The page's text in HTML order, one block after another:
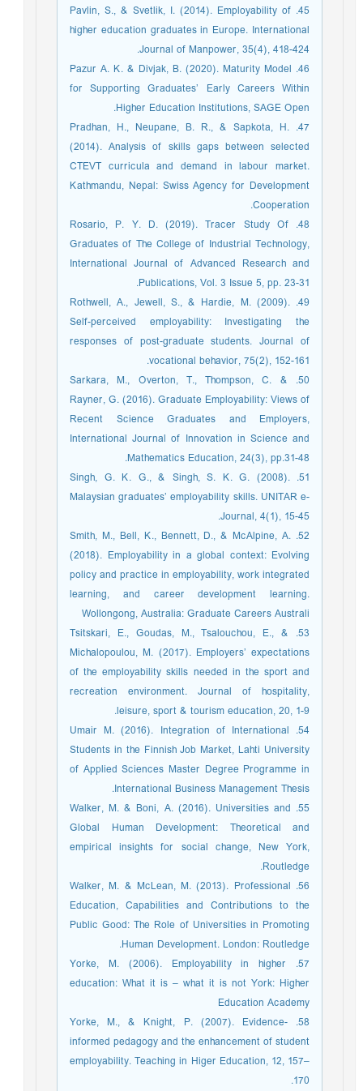
45. Pavlin, S., & Svetlik, I. (2014). Employability of
higher education graduates in Europe. International
Journal of Manpower, 35(4), 418-424.‏
46. Pazur A. K. & Divjak, B. (2020). Maturity Model
for Supporting Graduates’ Early Careers Within
Higher Education Institutions, SAGE Open.
47. Pradhan, H., Neupane, B. R., & Sapkota, H.
(2014). Analysis of skills gaps between selected
CTEVT curricula and demand in labour market.
Kathmandu, Nepal: Swiss Agency for Development
Cooperation.
48. Rosario, P. Y. D. (2019). Tracer Study Of
Graduates of The College of Industrial Technology,
International Journal of Advanced Research and
Publications, Vol. 3 Issue 5, pp. 23-31.
49. Rothwell, A., Jewell, S., & Hardie, M. (2009).
Self-perceived employability: Investigating the
responses of post-graduate students. Journal of
vocational behavior, 75(2), 152-161.‏
50. Sarkara, M., Overton, T., Thompson, C. &
Rayner, G. (2016). Graduate Employability: Views of
Recent Science Graduates and Employers,
International Journal of Innovation in Science and
Mathematics Education, 24(3), pp.31-48.
51. Singh, G. K. G., & Singh, S. K. G. (2008).
Malaysian graduates’ employability skills. UNITAR e-
Journal, 4(1), 15-45.‏
52. Smith, M., Bell, K., Bennett, D., & McAlpine, A.
(2018). Employability in a global context: Evolving
policy and practice in employability, work integrated
learning, and career development learning.
Wollongong, Australia: Graduate Careers Australi
53. Tsitskari, E., Goudas, M., Tsalouchou, E., &
Michalopoulou, M. (2017). Employers’ expectations
of the employability skills needed in the sport and
recreation environment. Journal of hospitality,
leisure, sport & tourism education, 20, 1-9.
54. Umair M. (2016). Integration of International
Students in the Finnish Job Market, Lahti University
of Applied Sciences Master Degree Programme in
International Business Management Thesis.
55. Walker, M. & Boni, A. (2016). Universities and
Global Human Development: Theoretical and
empirical insights for social change, New York,
Routledge.
56. Walker, M. & McLean, M. (2013). Professional
Education, Capabilities and Contributions to the
Public Good: The Role of Universities in Promoting
Human Development. London: Routledge.
57. Yorke, M. (2006). Employability in higher
education: What it is – what it is not York: Higher
Education Academy
58. Yorke, M., & Knight, P. (2007). Evidence-
informed pedagogy and the enhancement of student
employability. Teaching in Higer Education, 12, 157–
170.